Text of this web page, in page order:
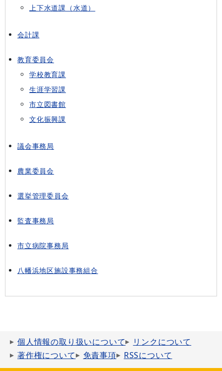
上下水道課（水道）
会計課
教育委員会
学校教育課
生涯学習課
市立図書館
文化振興課
議会事務局
農業委員会
選挙管理委員会
監査事務局
市立病院事務局
八幡浜地区施設事務組合
個人情報の取り扱いについて
リンクについて
著作権について
免責事項 RSSについて